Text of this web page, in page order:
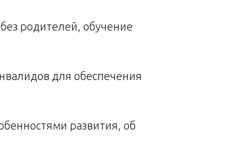
родителей, обучение
для обеспечения
развития, об